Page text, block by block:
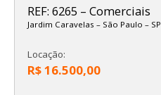
REF: 6265 – Comerciais
Jardim Caravelas – São Paulo – SP
Locação:
R$ 16.500,00